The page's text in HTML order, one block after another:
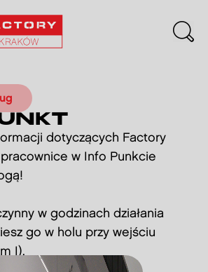
dotyczących Factory
w Info Punkcie
w godzinach działania
go w holu przy wejściu
I).